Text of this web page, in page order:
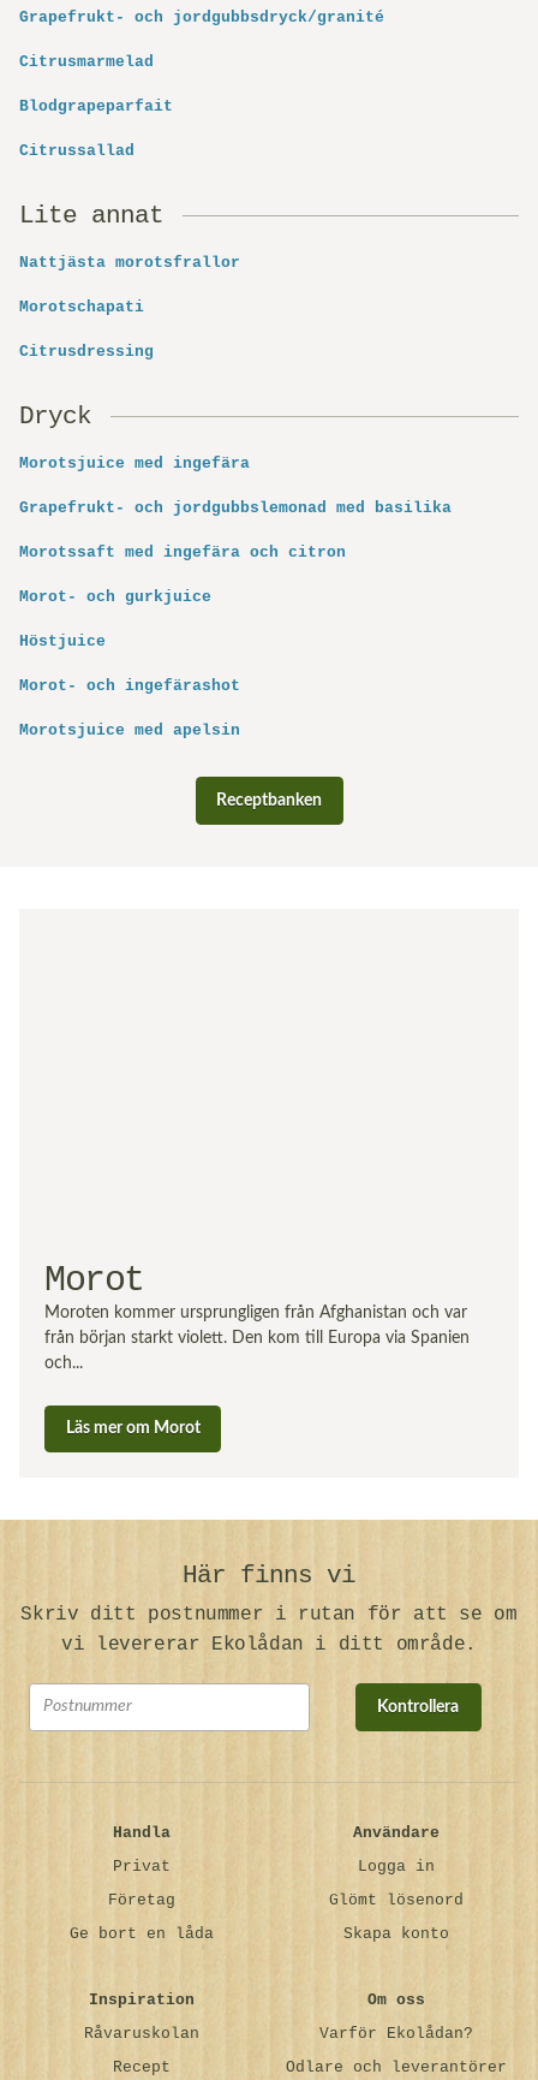
Grapefrukt- och jordgubbsdryck/granité
Citrusmarmelad
Blodgrapeparfait
Citrussallad
Lite annat
Nattjästa morotsfrallor
Morotschapati
Citrusdressing
Dryck
Morotsjuice med ingefära
Grapefrukt- och jordgubbslemonad med basilika
Morotssaft med ingefära och citron
Morot- och gurkjuice
Höstjuice
Morot- och ingefärashot
Morotsjuice med apelsin
Receptbanken
Morot
Moroten kommer ursprungligen från Afghanistan och var
från början starkt violett. Den kom till Europa via Spanien
och...
Läs mer om Morot
Här finns vi
Skriv ditt postnummer i rutan för att se om
vi levererar Ekolådan i ditt område.
Kontrollera
Handla
Privat
Företag
Ge bort en låda
Användare
Logga in
Glömt lösenord
Skapa konto
Inspiration
Råvaruskolan
Recept
Om oss
Varför Ekolådan?
Odlare och leverantörer